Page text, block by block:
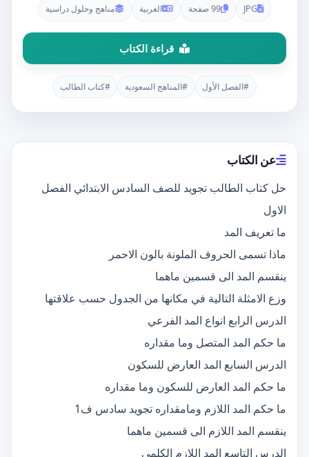
JPG 99 صفحة العربية مناهج وحلول دراسية
قراءة الكتاب
#الفصل الأول #المناهج السعودية #كتاب الطالب
عن الكتاب
حل كتاب الطالب تجويد للصف السادس الابتدائي الفصل
الاول
ما تعريف المد
ماذا تسمى الحروف الملونة بالون الاحمر
ينقسم المد الى قسمين ماهما
وزع الامثلة التالية في مكانها من الجدول حسب علاقتها
الدرس الرابع انواع المد الفرعي
ما حكم المد المتصل وما مقداره
الدرس السابع المد العارض للسكون
ما حكم المد العارض للسكون وما مقداره
ما حكم المد اللازم ومامقداره تجويد سادس ف1
ينقسم المد اللازم الى قسمين ماهما
الدرس التاسع المد اللازم الكلمي